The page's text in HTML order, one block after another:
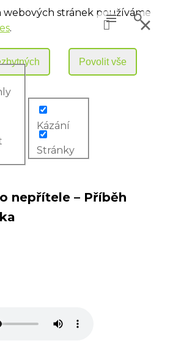
webových stránek používáme
.
nepřítele – Příběh
Kázání
Stránky